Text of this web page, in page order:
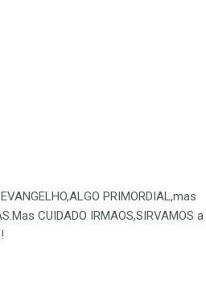
PRIMORDIAL,mas
CUIDADO IRMAOS,SIRVAMOS a